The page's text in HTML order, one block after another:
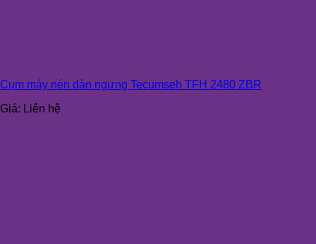
Cụm máy nén dàn ngưng Tecumseh TFH 2480 ZBR
Giá: Liên hệ